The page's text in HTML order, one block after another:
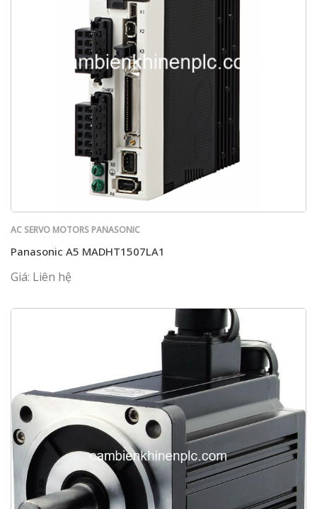
AC SERVO MOTORS PANASONIC
Panasonic A5 MADHT1507LA1
Giá: Liên hệ